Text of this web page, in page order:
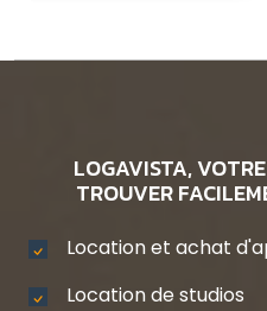
LOGAVISTA,
TROUVER
Location et achat
Location de studios